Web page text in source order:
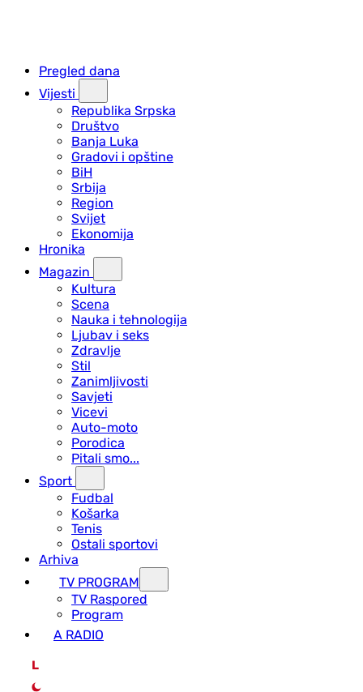
Pregled dana
Vijesti
Republika Srpska
Društvo
Banja Luka
Gradovi i opštine
BiH
Srbija
Region
Svijet
Ekonomija
Hronika
Magazin
Kultura
Scena
Nauka i tehnologija
Ljubav i seks
Zdravlje
Stil
Zanimljivosti
Savjeti
Vicevi
Auto-moto
Porodica
Pitali smo...
Sport
Fudbal
Košarka
Tenis
Ostali sportovi
Arhiva
TV PROGRAM
ТV Raspored
Program
A RADIO
L